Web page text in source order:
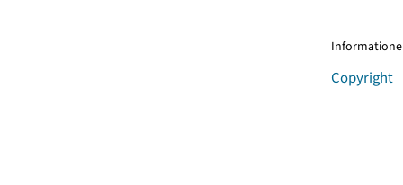
Copyright